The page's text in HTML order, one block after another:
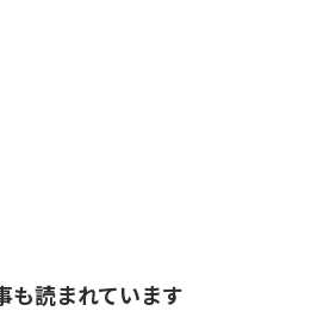
も読まれています